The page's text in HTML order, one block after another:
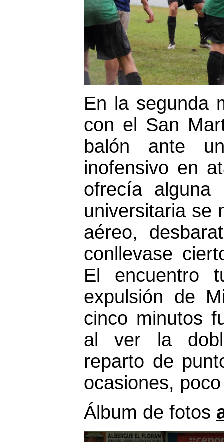
En la segunda
con el San
balón ante
inofensivo en
ofrecía alguna
universitaria se
aéreo,
conllevase
El encuentro
expulsión de
cinco minutos
al ver la
reparto de
ocasiones,
Álbum de fotos